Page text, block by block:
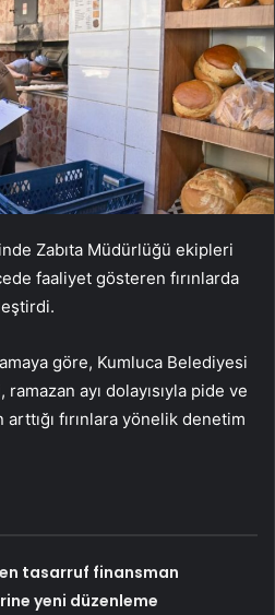
Zabıta Müdürlüğü ekipleri
faaliyet gösteren fırınlarda
göre, Kumluca Belediyesi
ayı dolayısıyla pide ve
fırınlara yönelik denetim
tasarruf finansman
yeni düzenleme